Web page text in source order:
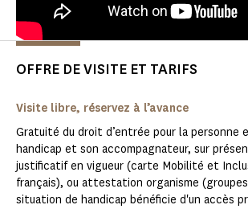
OFFRE DE VISITE ET TARIFS
Visite libre, réservez à l’avance
Gratuité du droit d’entrée pour la personne
handicap et son accompagnateur, sur
justificatif en vigueur (carte Mobilité et
français), ou attestation organisme
situation de handicap bénéficie d'un accès